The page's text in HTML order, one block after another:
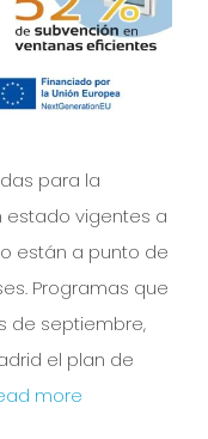
para la
estado vigentes a
están a punto de
Programas que
de septiembre,
el plan de
more